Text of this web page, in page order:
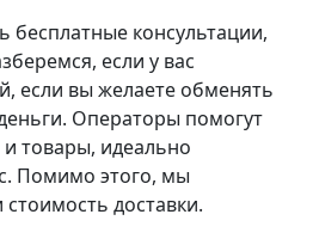
консультации,
если у вас
если вы желаете обменять
Операторы помогут
товары, идеально
Помимо этого, мы
доставки.